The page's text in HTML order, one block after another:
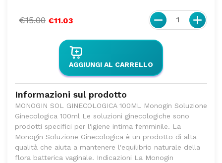
€15.00 €11.03 1
AGGIUNGI AL CARRELLO
Informazioni sul prodotto
MONOGIN SOL GINECOLOGICA 100ML Monogin Soluzione
Ginecologica 100ml Le soluzioni ginecologiche sono
prodotti specifici per l'igiene intima femminile. La
Monogin Soluzione Ginecologica è un prodotto di alta
qualità che aiuta a mantenere l'equilibrio naturale della
flora batterica vaginale. Indicazioni La Monogin